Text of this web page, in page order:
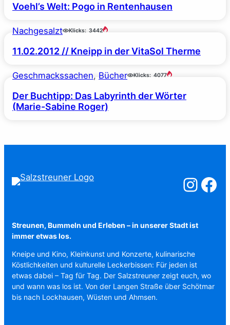
Voehl’s Welt: Pogo in Rentenhausen
Nachgesalzt Klicks: 3442
11.02.2012 // Kneipp in der VitaSol Therme
Geschmackssachen, Bücher Klicks: 4077
Der Buchtipp: Das Labyrinth der Wörter
(Marie-Sabine Roger)
Salzstreuner
Streunen, Bummeln und Erleben – in unserer Stadt ist
immer etwas los.
Kneipe und Kino, Kleinkunst und Konzerte, kulinarische
Köstlichkeiten und kulturelle Leckerbissen: Für jeden ist
etwas dabei – Tag für Tag. Der Salzstreuner zeigt euch, wo
und wann was los ist. Von der Langen Straße über Schötmar
bis nach Lockhausen, Wüsten und Ahmsen.